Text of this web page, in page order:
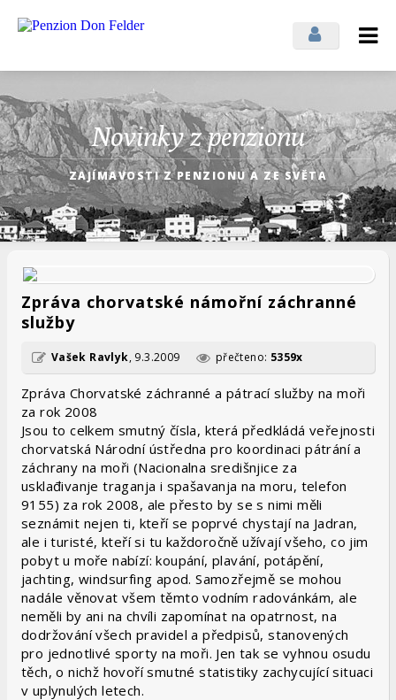
Novinky z penzionu
ZAJÍMAVOSTI Z PENZIONU A ZE SVĚTA
Zpráva chorvatské námořní záchranné
služby
Vašek Ravlyk, 9.3.2009 přečteno: 5359x
Zpráva Chorvatské záchranné a pátrací služby na moři
za rok 2008
Jsou to celkem smutný čísla, která předkládá veřejnosti
chorvatská Národní ústředna pro koordinaci pátrání a
záchrany na moři (Nacionalna središnjice za
usklađivanje traganja i spašavanja na moru, telefon
9155) za rok 2008, ale přesto by se s nimi měli
seznámit nejen ti, kteří se poprvé chystají na Jadran,
ale i turisté, kteří si tu každoročně užívají všeho, co jim
pobyt u moře nabízí: koupání, plavání, potápění,
jachting, windsurfing apod. Samozřejmě se mohou
nadále věnovat všem těmto vodním radovánkám, ale
neměli by ani na chvíli zapomínat na opatrnost, na
dodržování všech pravidel a předpisů, stanovených
pro jednotlivé sporty na moři. Jen tak se vyhnou osudu
těch, o nichž hovoří smutné statistiky zachycující situaci
v uplynulých letech.